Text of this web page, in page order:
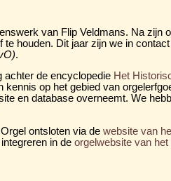
van Flip Veldmans. Na zijn
te houden. Dit jaar zijn we in
.
achter de encyclopedie Het
kennis op het gebied van
en database overneemt. We
ontsloten via de website van
in de orgelwebsite van